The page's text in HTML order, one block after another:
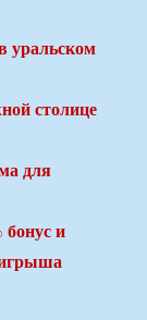
уральском
столице
для
и